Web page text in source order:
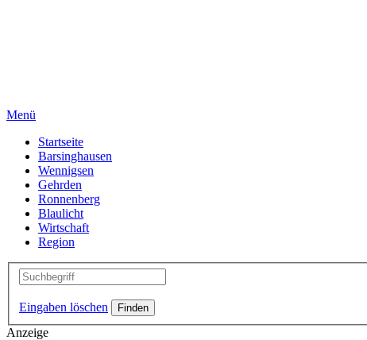
Menü
Startseite
Barsinghausen
Wennigsen
Gehrden
Ronnenberg
Blaulicht
Wirtschaft
Region
Eingaben löschen
Anzeige